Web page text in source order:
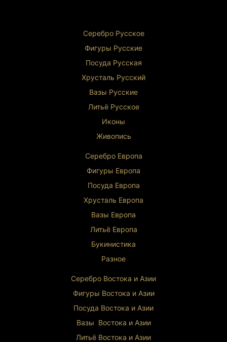
Серебро Русское
Фигуры Русские
Посуда Русская
Хрусталь Русский
Вазы Русские
Литьё Русское
Иконы
Живопись
Серебро Европа
Фигуры Европа
Посуда Европа
Хрусталь Европа
Вазы Европа
Литьё Европа
Букинистика
Разное
Серебро Востока и Азии
Фигуры Востока и Азии
Посуда Востока и Азии
Вазы Востока и Азии
Литьё Востока и Азии